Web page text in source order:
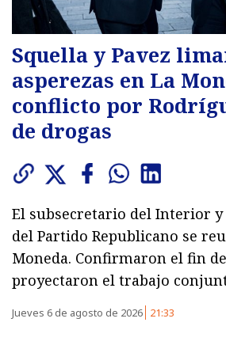
Squella y Pavez
asperezas en La
conflicto por
de drogas
El subsecretario del Interior
del Partido Republicano se
Moneda. Confirmaron el fin
proyectaron el trabajo
Jueves 6 de agosto de 2026 21:33